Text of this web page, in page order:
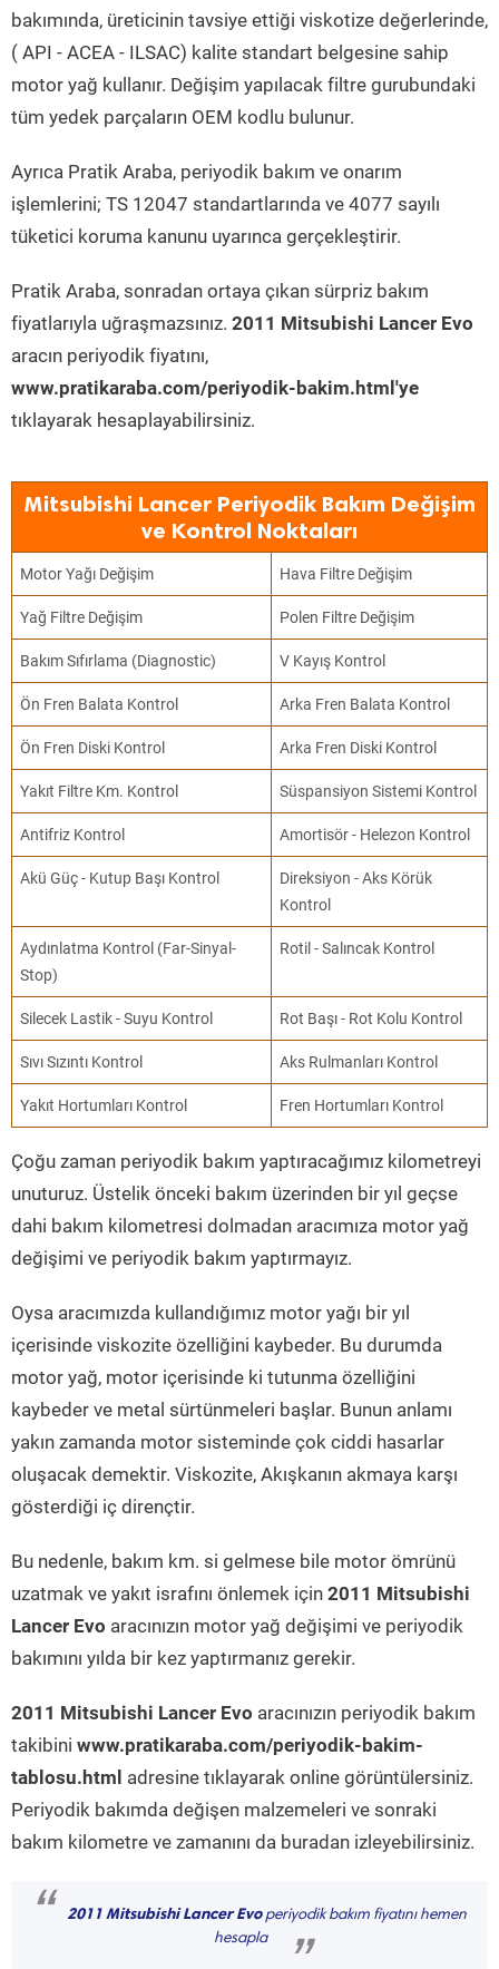
bakımında, üreticinin tavsiye ettiği viskotize değerlerinde,
( API - ACEA - ILSAC) kalite standart belgesine sahip
motor yağ kullanır. Değişim yapılacak filtre gurubundaki
tüm yedek parçaların OEM kodlu bulunur.
Ayrıca Pratik Araba, periyodik bakım ve onarım
işlemlerini; TS 12047 standartlarında ve 4077 sayılı
tüketici koruma kanunu uyarınca gerçekleştirir.
Pratik Araba, sonradan ortaya çıkan sürpriz bakım
fiyatlarıyla uğraşmazsınız. 2011 Mitsubishi Lancer Evo
aracın periyodik fiyatını,
www.pratikaraba.com/periyodik-bakim.html'ye
tıklayarak hesaplayabilirsiniz.
Mitsubishi Lancer Periyodik Bakım Değişim
ve Kontrol Noktaları
Motor Yağı Değişim Hava Filtre Değişim
Yağ Filtre Değişim Polen Filtre Değişim
Bakım Sıfırlama (Diagnostic) V Kayış Kontrol
Ön Fren Balata Kontrol Arka Fren Balata Kontrol
Ön Fren Diski Kontrol Arka Fren Diski Kontrol
Yakıt Filtre Km. Kontrol Süspansiyon Sistemi Kontrol
Antifriz Kontrol Amortisör - Helezon Kontrol
Akü Güç - Kutup Başı Kontrol
Direksiyon - Aks Körük
Kontrol
Aydınlatma Kontrol (Far-Sinyal-
Stop)
Rotil - Salıncak Kontrol
Silecek Lastik - Suyu Kontrol Rot Başı - Rot Kolu Kontrol
Sıvı Sızıntı Kontrol Aks Rulmanları Kontrol
Yakıt Hortumları Kontrol Fren Hortumları Kontrol
Çoğu zaman periyodik bakım yaptıracağımız kilometreyi
unuturuz. Üstelik önceki bakım üzerinden bir yıl geçse
dahi bakım kilometresi dolmadan aracımıza motor yağ
değişimi ve periyodik bakım yaptırmayız.
Oysa aracımızda kullandığımız motor yağı bir yıl
içerisinde viskozite özelliğini kaybeder. Bu durumda
motor yağ, motor içerisinde ki tutunma özelliğini
kaybeder ve metal sürtünmeleri başlar. Bunun anlamı
yakın zamanda motor sisteminde çok ciddi hasarlar
oluşacak demektir. Viskozite, Akışkanın akmaya karşı
gösterdiği iç dirençtir.
Bu nedenle, bakım km. si gelmese bile motor ömrünü
uzatmak ve yakıt israfını önlemek için 2011 Mitsubishi
Lancer Evo aracınızın motor yağ değişimi ve periyodik
bakımını yılda bir kez yaptırmanız gerekir.
2011 Mitsubishi Lancer Evo aracınızın periyodik bakım
takibini www.pratikaraba.com/periyodik-bakim-
tablosu.html adresine tıklayarak online görüntülersiniz.
Periyodik bakımda değişen malzemeleri ve sonraki
bakım kilometre ve zamanını da buradan izleyebilirsiniz.
“ 2011 Mitsubishi Lancer Evoperiyodik bakım fiyatını hemen
hesapla